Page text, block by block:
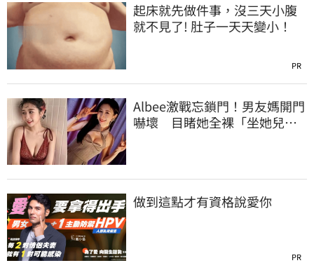
起床就先做件事，沒三天小腹
就不見了! 肚子一天天變小！
PR
Albee激戰忘鎖門！男友媽開門
嚇壞 目睹她全裸「坐她兒子
做到這點才有資格說愛你
PR